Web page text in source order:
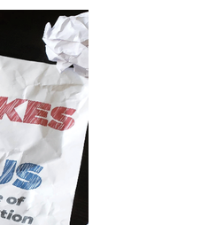
Pogreške Koje Nas